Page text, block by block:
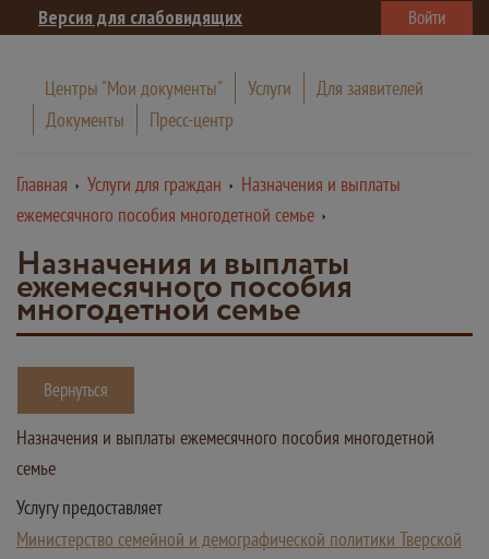
Версия для слабовидящих Войти
Центры "Мои документы" Услуги
Для заявителей
Документы
Пресс-центр
Главная Услуги для граждан
Назначения и выплаты
ежемесячного пособия многодетной семье
Назначения и выплаты
ежемесячного пособия
многодетной семье
Вернуться
Назначения и выплаты ежемесячного пособия многодетной
семье
Услугу предоставляет
Министерство семейной и демографической политики Тверской